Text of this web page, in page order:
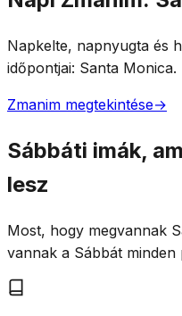
Napkelte, napnyugta és
időpontjai: Santa Monica.
Zmanim megtekintése→
Sábbáti imák,
lesz
Most, hogy megvannak
vannak a Sábbát